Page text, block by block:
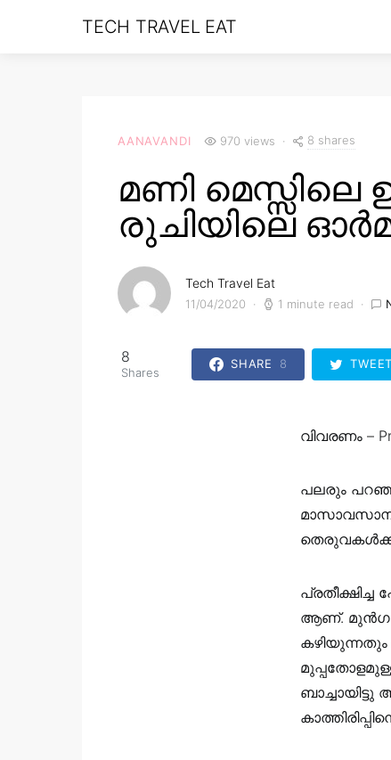
TECH TRAVEL EAT
AANAVANDI 970 views 8 shares
മണി
രുചിയിലെ
Tech Travel Eat
11/04/2020 1 minute read
8
Shares
SHARE 8 TWEET
വിവരണം –
പലരും
ആണ്.